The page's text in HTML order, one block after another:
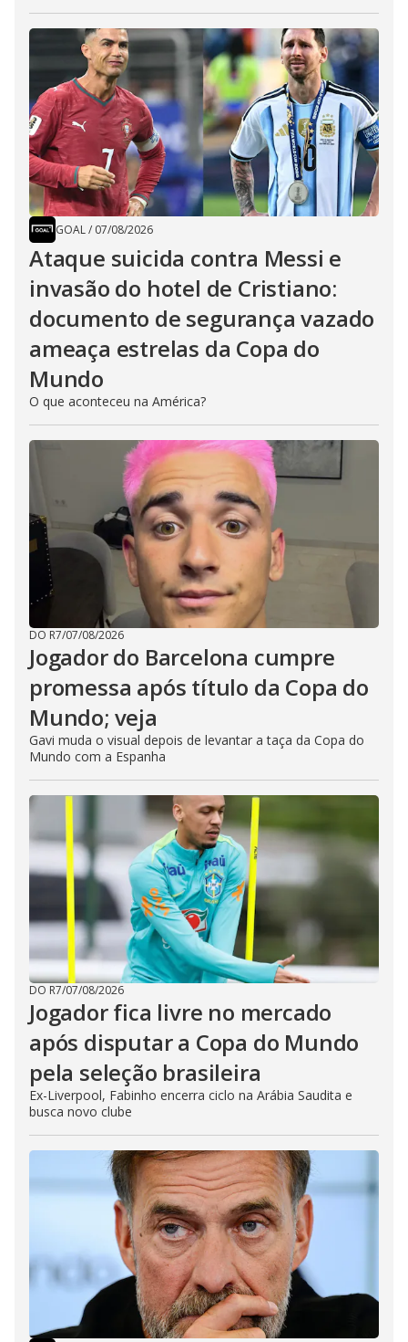
GOAL/ 07/08/2026
Ataque suicida contra Messi e
invasão do hotel de Cristiano:
documento de segurança vazado
ameaça estrelas da Copa do
Mundo
O que aconteceu na América?
DO R7/07/08/2026
Jogador do Barcelona cumpre
promessa após título da Copa do
Mundo; veja
Gavi muda o visual depois de levantar a taça da Copa do
Mundo com a Espanha
DO R7/07/08/2026
Jogador fica livre no mercado
após disputar a Copa do Mundo
pela seleção brasileira
Ex-Liverpool, Fabinho encerra ciclo na Arábia Saudita e
busca novo clube